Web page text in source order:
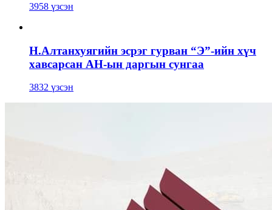
3958 үзсэн
Н.Алтанхуягийн эсрэг гурван “Э”-ийн хүч
хавсарсан АН-ын даргын сунгаа
3832 үзсэн